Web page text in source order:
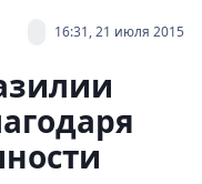
16:31, 21 июля 2015